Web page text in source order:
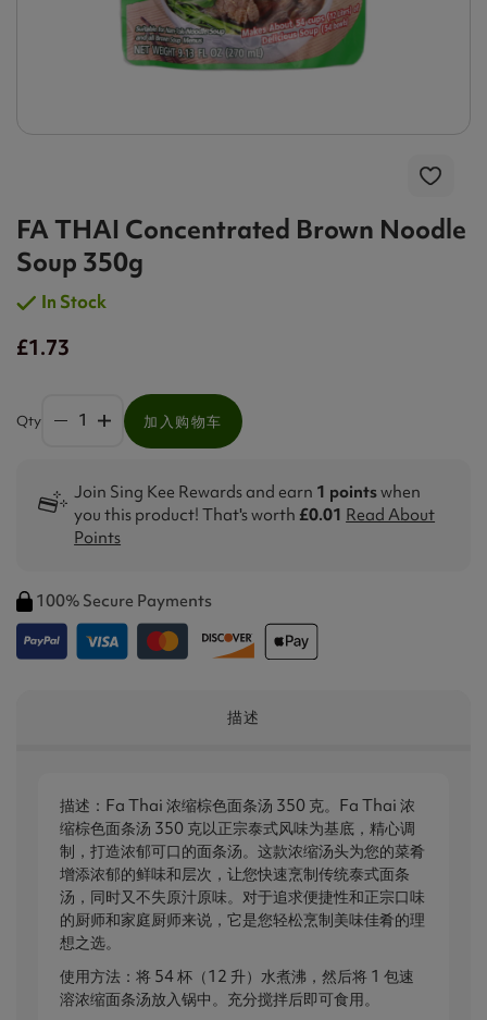
FA THAI Concentrated Brown Noodle
Soup 350g
In Stock
£1.73
Qty 加入购物车
Join Sing Kee Rewards and earn 1 pointswhen
you this product! That's worth £0.01 Read About
Points
100% Secure Payments
描述
描述：Fa Thai 浓缩棕色面条汤 350 克。Fa Thai 浓
缩棕色面条汤 350 克以正宗泰式风味为基底，精心调
制，打造浓郁可口的面条汤。这款浓缩汤头为您的菜肴
增添浓郁的鲜味和层次，让您快速烹制传统泰式面条
汤，同时又不失原汁原味。对于追求便捷性和正宗口味
的厨师和家庭厨师来说，它是您轻松烹制美味佳肴的理
想之选。
使用方法：将 54 杯（12 升）水煮沸，然后将 1 包速
溶浓缩面条汤放入锅中。充分搅拌后即可食用。